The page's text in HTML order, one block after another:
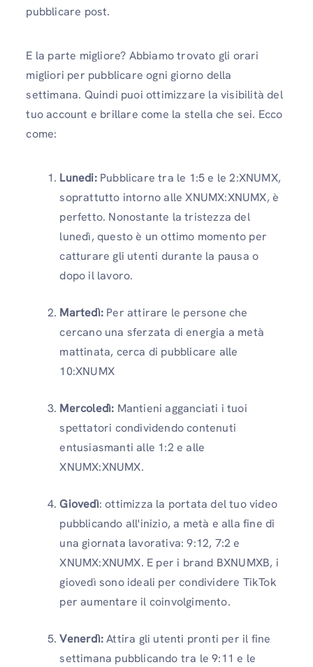
pubblicare post.
E la parte migliore? Abbiamo trovato gli orari
migliori per pubblicare ogni giorno della
settimana. Quindi puoi ottimizzare la visibilità del
tuo account e brillare come la stella che sei. Ecco
come:
Lunedi:Pubblicare tra le 1:5 e le 2:XNUMX,
soprattutto intorno alle XNUMX:XNUMX, è
perfetto. Nonostante la tristezza del
lunedì, questo è un ottimo momento per
catturare gli utenti durante la pausa o
dopo il lavoro.
Martedì: Per attirare le persone che
cercano una sferzata di energia a metà
mattinata, cerca di pubblicare alle
10:XNUMX
Mercoledì: Mantieni agganciati i tuoi
spettatori condividendo contenuti
entusiasmanti alle 1:2 e alle
XNUMX:XNUMX.
Giovedì: ottimizza la portata del tuo video
pubblicando all'inizio, a metà e alla fine di
una giornata lavorativa: 9:12, 7:2 e
XNUMX:XNUMX. E per i brand BXNUMXB, i
giovedì sono ideali per condividere TikTok
per aumentare il coinvolgimento.
Venerdì:Attira gli utenti pronti per il fine
settimana pubblicando tra le 9:11 e le